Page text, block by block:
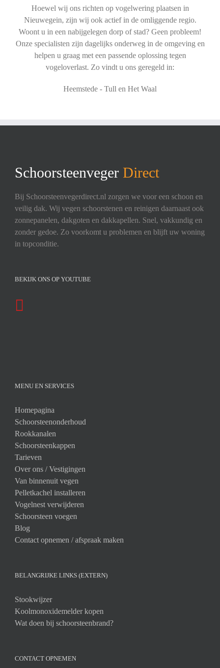
Hoewel wij ons richten op vogelwering plaatsen in
Nieuwegein, zijn wij ook actief in de omliggende regio.
Woont u in een nabijgelegen dorp of stad? Geen probleem!
Onze specialisten zijn dagelijks onderweg in de omgeving en
helpen u graag met een passende oplossing tegen
vogeloverlast. Zo vindt u ons geregeld in:
Heemstede - Tull en Het Waal
Schoorsteenveger Direct
Bij Schoorsteenvegerdirect.nl zorgen we voor een schoon en
veilig dak. Wij vegen schoorstenen en reinigen daarnaast ook
zonnepanelen, dakgoten en dakkapellen. Snel, vakkundig en
zonder gedoe. Zo voorkomt u problemen en blijft uw woning
in topconditie.
BEKIJK ONS OP YOUTUBE
MENU EN SERVICES
Homepagina
Schoorsteenonderhoud
Rookkanalen
Schoorsteenkappen
Tarieven
Over ons /Vestigingen
Van binnenuit vegen
Pelletkachel installeren
Vogelnest verwijderen
Schoorsteen voegen
Blog
Contact opnemen / afspraak maken
BELANGRIJKE LINKS (EXTERN)
Stookwijzer
Koolmonoxidemelder kopen
Wat doen bij schoorsteenbrand?
CONTACT OPNEMEN